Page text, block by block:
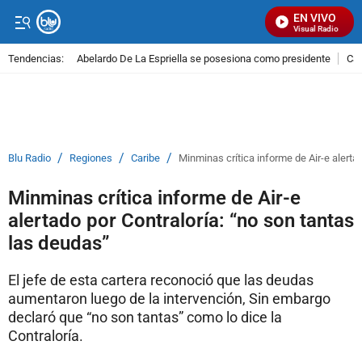
EN VIVO
Señal Visual Radio
Tendencias: Abelardo De La Espriella se posesiona como presidente
Blu Radio / Regiones / Caribe / Minminas crítica informe de Air-e
Minminas crítica informe de Air-e
alertado por Contraloría: “no son tantas
las deudas”
El jefe de esta cartera reconoció que las deudas
aumentaron luego de la intervención, Sin embargo
declaró que “no son tantas” como lo dice la
Contraloría.